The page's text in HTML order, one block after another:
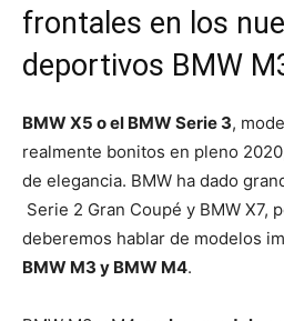
frontales en los
deportivos BMW
BMW X5 o el BMW Serie 3,
realmente bonitos en pleno
de elegancia. BMW ha dado
Serie 2 Gran Coupé y BMW X7,
deberemos hablar de modelos
BMW M3 y BMW M4.